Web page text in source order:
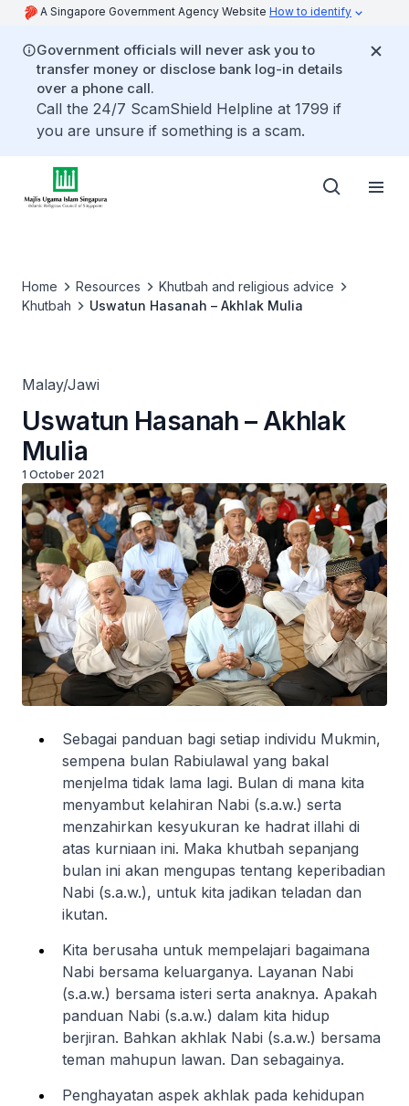
A Singapore Government Agency Website How to identify
Government officials will never ask you to
transfer money or disclose bank log-in details
over a phone call.
Call the 24/7 ScamShield Helpline at 1799 if
you are unsure if something is a scam.
Home Resources
Khutbah and religious advice
Khutbah
Uswatun Hasanah – Akhlak Mulia
Malay/Jawi
Uswatun Hasanah – Akhlak
Mulia
1 October 2021
Sebagai panduan bagi setiap individu Mukmin,
sempena bulan Rabiulawal yang bakal
menjelma tidak lama lagi. Bulan di mana kita
menyambut kelahiran Nabi (s.a.w.) serta
menzahirkan kesyukuran ke hadrat illahi di
atas kurniaan ini. Maka khutbah sepanjang
bulan ini akan mengupas tentang keperibadian
Nabi (s.a.w.), untuk kita jadikan teladan dan
ikutan.
Kita berusaha untuk mempelajari bagaimana
Nabi bersama keluarganya. Layanan Nabi
(s.a.w.) bersama isteri serta anaknya. Apakah
panduan Nabi (s.a.w.) dalam kita hidup
berjiran. Bahkan akhlak Nabi (s.a.w.) bersama
teman mahupun lawan. Dan sebagainya.
Penghayatan aspek akhlak pada kehidupan